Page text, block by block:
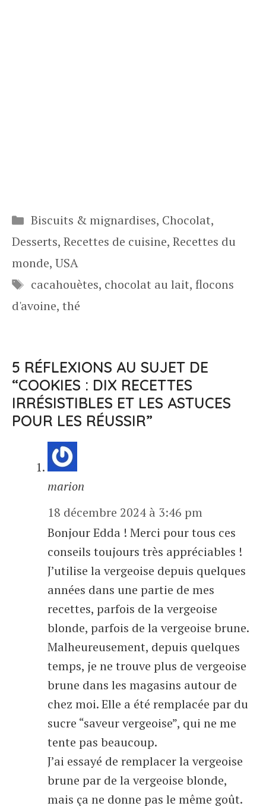
Catégories
Biscuits & mignardises, Chocolat,
Desserts, Recettes de cuisine, Recettes du
monde, USA
Étiquettes
cacahouètes, chocolat au lait, flocons
d'avoine, thé
5 RÉFLEXIONS AU SUJET DE
“COOKIES : DIX RECETTES
IRRÉSISTIBLES ET LES ASTUCES
POUR LES RÉUSSIR”
marion
18 décembre 2024 à 3:46 pm
Bonjour Edda ! Merci pour tous ces
conseils toujours très appréciables !
J’utilise la vergeoise depuis quelques
années dans une partie de mes
recettes, parfois de la vergeoise
blonde, parfois de la vergeoise brune.
Malheureusement, depuis quelques
temps, je ne trouve plus de vergeoise
brune dans les magasins autour de
chez moi. Elle a été remplacée par du
sucre “saveur vergeoise”, qui ne me
tente pas beaucoup.
J’ai essayé de remplacer la vergeoise
brune par de la vergeoise blonde,
mais ça ne donne pas le même goût.